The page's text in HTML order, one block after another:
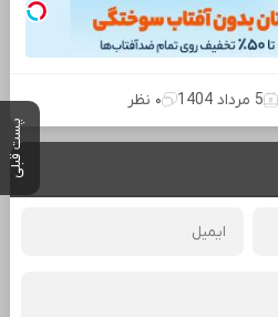
پست قبلی
5 مرداد 1404 ۰ نظر